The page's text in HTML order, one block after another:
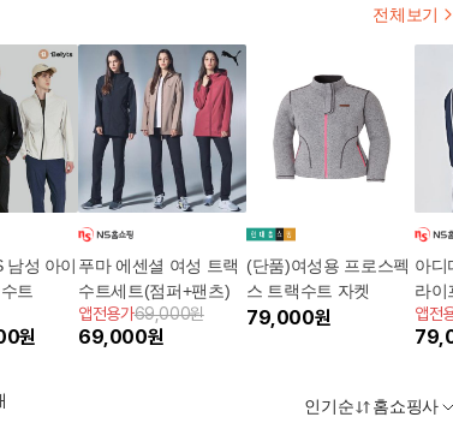
전체보기
남성 아이
트
원
푸마 에센셜 여성 트랙
수트세트(점퍼+팬츠)
앱전용가69,000원
69,000원
(단품)여성용 프로스펙
스 트랙수트 자켓
79,000원
아디
라이
트(
앱전
인기순 홈쇼핑사